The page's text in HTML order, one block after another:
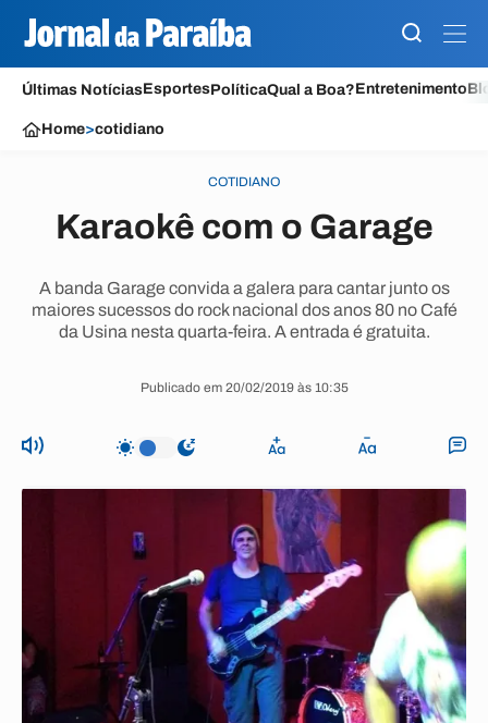
Últimas NotíciasEsportesPolíticaQual a Boa?Entretenimento
Home>cotidiano
COTIDIANO
Karaokê com o Garage
A banda Garage convida a galera para cantar junto os
maiores sucessos do rock nacional dos anos 80 no Café
da Usina nesta quarta-feira. A entrada é gratuita.
Publicado em 20/02/2019 às 10:35